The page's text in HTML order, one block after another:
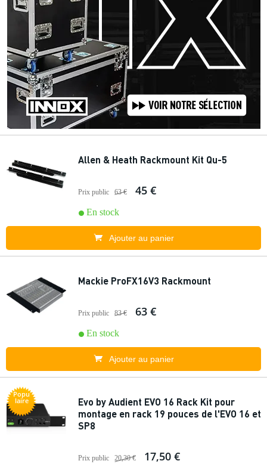
Allen & Heath Rackmount Kit Qu-5
Prix public 63 € 45 €
En stock
Ajouter au panier
Mackie ProFX16V3 Rackmount
Prix public 83 € 63 €
En stock
Ajouter au panier
Popu
laire
Evo by Audient EVO 16 Rack Kit pour
montage en rack 19 pouces de l'EVO 16 et
SP8
Prix public 20,30 € 17,50 €